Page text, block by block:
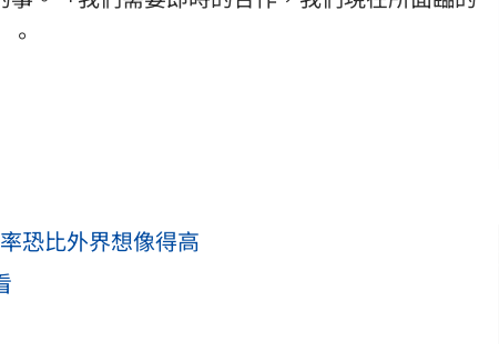
恐比外界想像得高